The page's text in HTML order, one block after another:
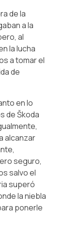
de la
a la
al
la lucha
a tomar el
de
en lo
de Škoda
alcanzar
seguro,
salvo el
superó
la niebla
ponerle